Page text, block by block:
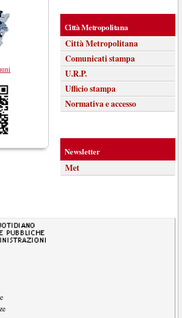
Città Metropolitana
Città Metropolitana
Comunicati stampa
U.R.P.
Ufficio stampa
Normativa e accesso
Newsletter
Met